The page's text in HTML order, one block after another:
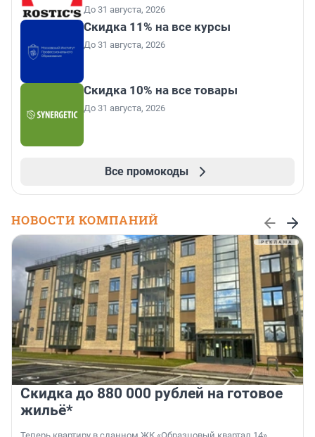
До 31 августа, 2026
Скидка 11% на все курсы
До 31 августа, 2026
Скидка 10% на все товары
До 31 августа, 2026
Все промокоды
НОВОСТИ КОМПАНИЙ
Скидка до 880 000 рублей на готовое
жильё*